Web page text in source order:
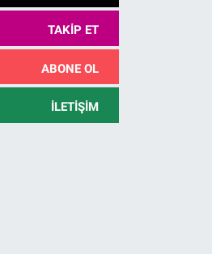
TAKIP ET
ABONE OL
İLETIŞIM